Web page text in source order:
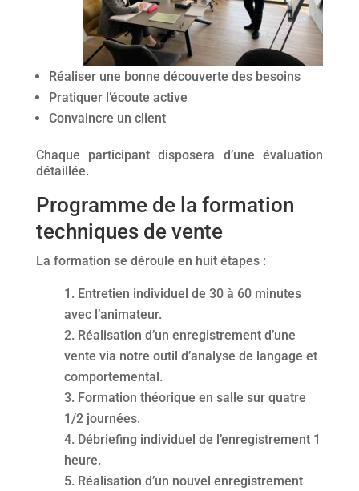
Réaliser une bonne découverte des besoins
Pratiquer l’écoute active
Convaincre un client
Chaque participant disposera d’une évaluation
détaillée.
Programme de la formation
techniques de vente
La formation se déroule en huit étapes :
Entretien individuel de 30 à 60 minutes
avec l’animateur.
Réalisation d’un enregistrement d’une
vente via notre outil d’analyse de langage et
comportemental.
Formation théorique en salle sur quatre
1/2 journées.
Débriefing individuel de l’enregistrement 1
heure.
Réalisation d’un nouvel enregistrement